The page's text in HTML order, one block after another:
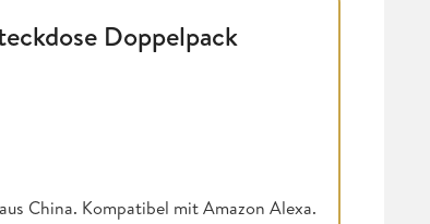
Doppelpack
China. Kompatibel mit Amazon Alexa.